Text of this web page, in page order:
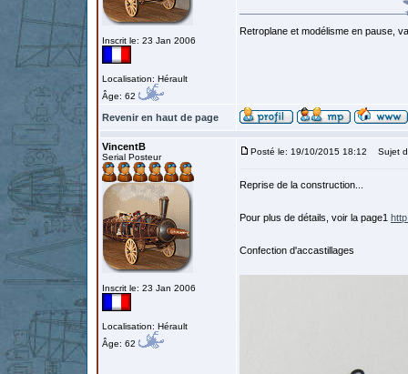
Inscrit le: 23 Jan 2006
Localisation: Hérault
Âge: 62
Retroplane et modélisme en pause,
Revenir en haut de page
VincentB
Serial Posteur
Inscrit le: 23 Jan 2006
Localisation: Hérault
Âge: 62
Posté le: 19/10/2015 18:12 Sujet
Reprise de la construction...
Pour plus de détails, voir la page1
Confection d'accastillages